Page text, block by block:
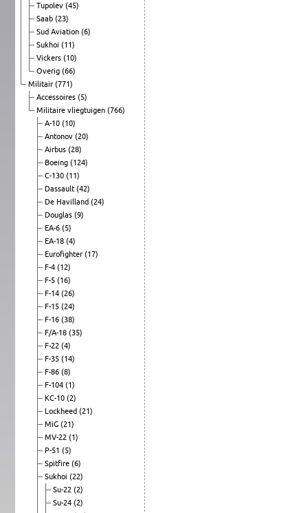
Tupolev (45)
Saab (23)
Sud Aviation (6)
Sukhoi (11)
Vickers (10)
Overig (66)
Militair (771)
Accessoires (5)
Militaire vliegtuigen (766)
A-10 (10)
Antonov (20)
Airbus (28)
Boeing (124)
C-130 (11)
Dassault (42)
De Havilland (24)
Douglas (9)
EA-6 (5)
EA-18 (4)
Eurofighter (17)
F-4 (12)
F-5 (16)
F-14 (26)
F-15 (24)
F-16 (38)
F/A-18 (35)
F-22 (4)
F-35 (14)
F-86 (8)
F-104 (1)
KC-10 (2)
Lockheed (21)
MiG (21)
MV-22 (1)
P-51 (5)
Spitfire (6)
Sukhoi (22)
Su-22 (2)
Su-24 (2)